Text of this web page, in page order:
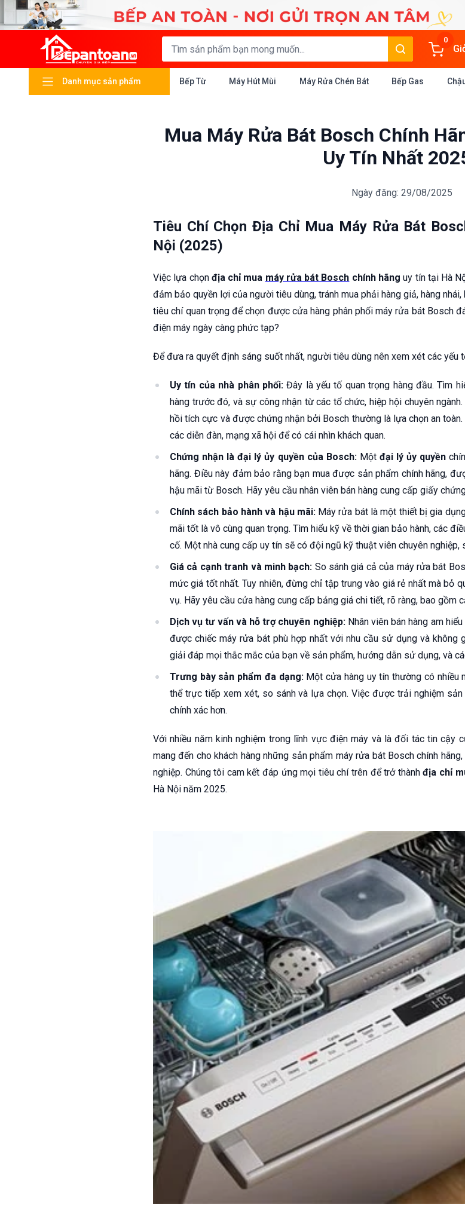
0
Danh mục sản phẩm Bếp Từ Máy Hút Mùi Máy Rửa Chén Bát Bếp Gas
Mua Máy Rửa Bát Bosch Chính
Uy Tín Nhất
Ngày đăng: 29/08/2025
Tiêu Chí Chọn Địa Chỉ Mua Máy Rửa Bát
Nội (2025)
Việc lựa chọn địa chỉ mua máy rửa bát Bosch chính hãng uy tín tại Hà
đảm bảo quyền lợi của người tiêu dùng, tránh mua phải hàng giả, hàng
tiêu chí quan trọng để chọn được cửa hàng phân phối máy rửa bát Bosch
điện máy ngày càng phức tạp?
Để đưa ra quyết định sáng suốt nhất, người tiêu dùng nên xem xét các yếu
Uy tín của nhà phân phối:Đây là yếu tố quan trọng hàng đầu. Tìm
hàng trước đó, và sự công nhận từ các tổ chức, hiệp hội chuyên
hồi tích cực và được chứng nhận bởi Bosch thường là lựa chọn an
các diễn đàn, mạng xã hội để có cái nhìn khách quan.
Chứng nhận là đại lý ủy quyền của Bosch:Một đại lý ủy quyền
hãng. Điều này đảm bảo rằng bạn mua được sản phẩm chính hãng,
hậu mãi từ Bosch. Hãy yêu cầu nhân viên bán hàng cung cấp giấy
Chính sách bảo hành và hậu mãi:Máy rửa bát là một thiết bị gia
mãi tốt là vô cùng quan trọng. Tìm hiểu kỹ về thời gian bảo hành, các
cố. Một nhà cung cấp uy tín sẽ có đội ngũ kỹ thuật viên chuyên
Giá cả cạnh tranh và minh bạch: So sánh giá cả của máy rửa bát
mức giá tốt nhất. Tuy nhiên, đừng chỉ tập trung vào giá rẻ nhất mà bỏ
vụ. Hãy yêu cầu cửa hàng cung cấp bảng giá chi tiết, rõ ràng, bao gồm
Dịch vụ tư vấn và hỗ trợ chuyên nghiệp:Nhân viên bán hàng am
được chiếc máy rửa bát phù hợp nhất với nhu cầu sử dụng và không
giải đáp mọi thắc mắc của bạn về sản phẩm, hướng dẫn sử dụng, và
Trưng bày sản phẩm đa dạng:Một cửa hàng uy tín thường có nhiều
thể trực tiếp xem xét, so sánh và lựa chọn. Việc được trải nghiệm
chính xác hơn.
Với nhiều năm kinh nghiệm trong lĩnh vực điện máy và là đối tác tin cậy
mang đến cho khách hàng những sản phẩm máy rửa bát Bosch chính
nghiệp. Chúng tôi cam kết đáp ứng mọi tiêu chí trên để trở thànhđịa chỉ
Hà Nội năm 2025.